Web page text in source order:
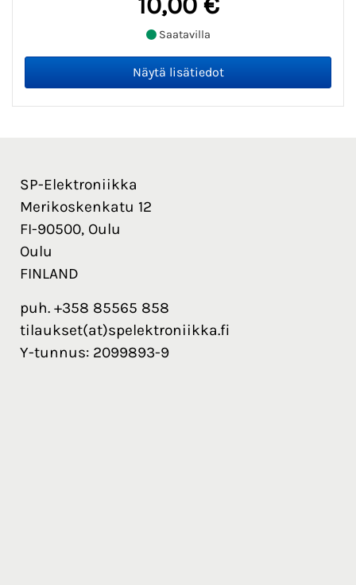
Saatavilla
SP-Elektroniikka
Merikoskenkatu 12
FI-90500, Oulu
Oulu
FINLAND
puh. +358 85565 858
tilaukset(at)spelektroniikka.fi
Y-tunnus: 2099893-9